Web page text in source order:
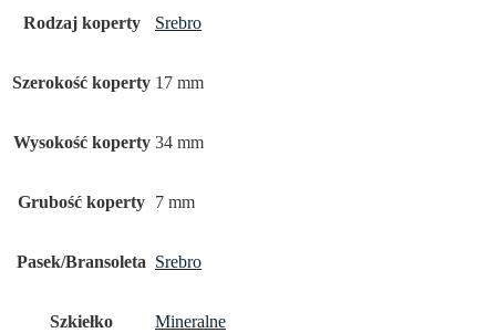
Rodzaj koperty Srebro
Szerokość koperty 17 mm
Wysokość koperty 34 mm
Grubość koperty 7 mm
Pasek/Bransoleta Srebro
Szkiełko Mineralne